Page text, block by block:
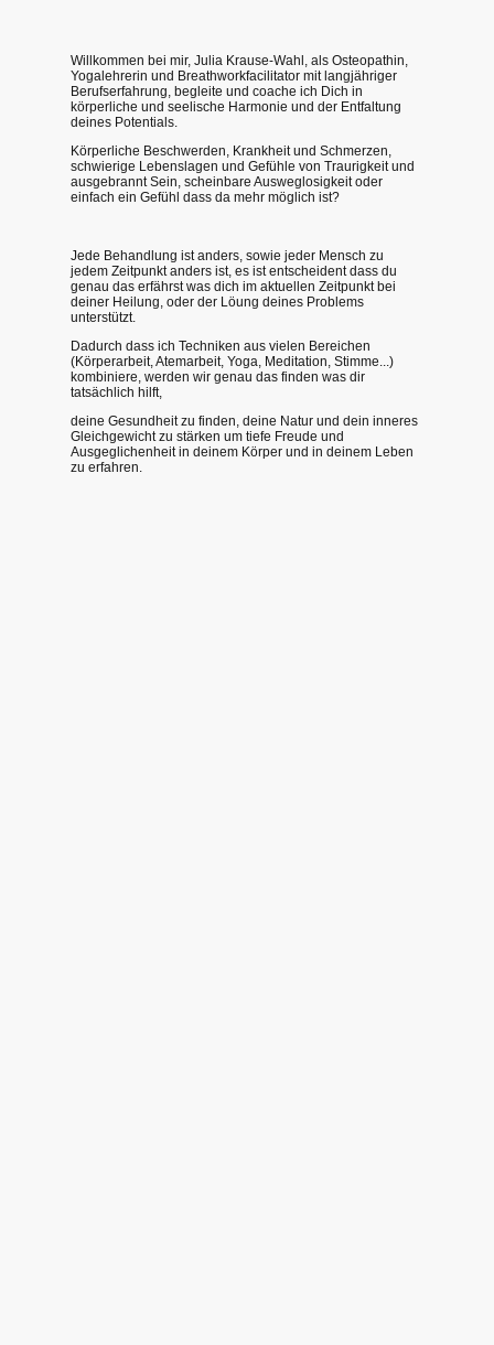
Willkommen bei mir, Julia Krause-Wahl, als Osteopathin,
Yogalehrerin und Breathworkfacilitator mit langjähriger
Berufserfahrung, begleite und coache ich Dich in
körperliche und seelische Harmonie und der Entfaltung
deines Potentials.
Körperliche Beschwerden, Krankheit und Schmerzen,
schwierige Lebenslagen und Gefühle von Traurigkeit und
ausgebrannt Sein, scheinbare Ausweglosigkeit oder
einfach ein Gefühl dass da mehr möglich ist?
Jede Behandlung ist anders, sowie jeder Mensch zu
jedem Zeitpunkt anders ist, es ist entscheident dass du
genau das erfährst was dich im aktuellen Zeitpunkt bei
deiner Heilung, oder der Löung deines Problems
unterstützt.
Dadurch dass ich Techniken aus vielen Bereichen
(Körperarbeit, Atemarbeit, Yoga, Meditation, Stimme...)
kombiniere, werden wir genau das finden was dir
tatsächlich hilft,
deine Gesundheit zu finden, deine Natur und dein inneres
Gleichgewicht zu stärken um tiefe Freude und
Ausgeglichenheit in deinem Körper und in deinem Leben
zu erfahren.